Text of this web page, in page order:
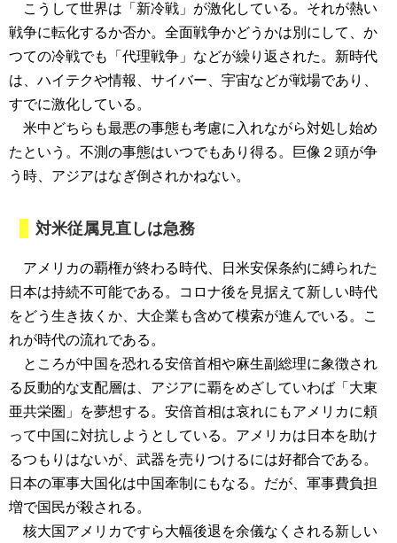
こうして世界は「新冷戦」が激化している。それが熱い
戦争に転化するか否か。全面戦争かどうかは別にして、か
つての冷戦でも「代理戦争」などが繰り返された。新時代
は、ハイテクや情報、サイバー、宇宙などが戦場であり、
すでに激化している。
米中どちらも最悪の事態も考慮に入れながら対処し始め
たという。不測の事態はいつでもあり得る。巨像２頭が争
う時、アジアはなぎ倒されかねない。
対米従属見直しは急務
アメリカの覇権が終わる時代、日米安保条約に縛られた
日本は持続不可能である。コロナ後を見据えて新しい時代
をどう生き抜くか、大企業も含めて模索が進んでいる。こ
れが時代の流れである。
ところが中国を恐れる安倍首相や麻生副総理に象徴され
る反動的な支配層は、アジアに覇をめざしていわば「大東
亜共栄圏」を夢想する。安倍首相は哀れにもアメリカに頼
って中国に対抗しようとしている。アメリカは日本を助け
るつもりはないが、武器を売りつけるには好都合である。
日本の軍事大国化は中国牽制にもなる。だが、軍事費負担
増で国民が殺される。
核大国アメリカですら大幅後退を余儀なくされる新しい